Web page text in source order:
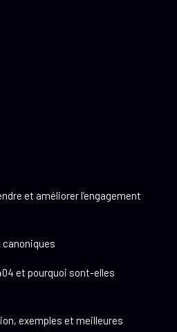
et améliorer l’engagement
canoniques
et pourquoi sont-elles
exemples et meilleures